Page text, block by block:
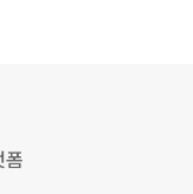
통신망 이용촉진
』 등 관련 법령을
개정 사유를
기록 등),
고유기기 식별값,
)
폼